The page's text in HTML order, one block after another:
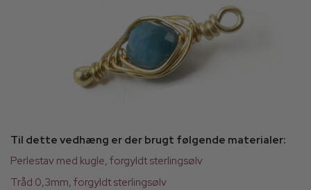
Til dette vedhæng er der brugt følgende materialer:
Perlestav med kugle, forgyldt sterlingsølv
Tråd 0,3mm, forgyldt sterlingsølv